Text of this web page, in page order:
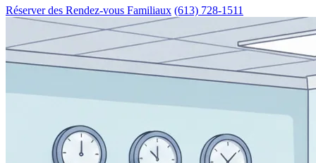
Réserver des Rendez-vous Familiaux (613) 728-1511